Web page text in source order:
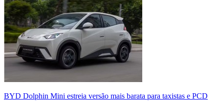
BYD Dolphin Mini estreia versão mais barata para taxistas e PCD